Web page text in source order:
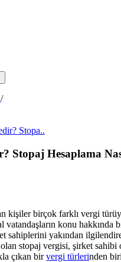
/
Stopa..
Stopaj Hesaplama
kişiler birçok farklı vergi
vatandaşların konu hakkında
sahiplerini yakından
stopaj vergisi, şirket sahibi
çıkan birvergi türlerinden